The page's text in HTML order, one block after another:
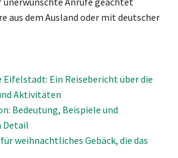
aus dem Ausland oder mit deutscher
Eifelstadt: Ein Reisebericht über die
Aktivitäten
Bedeutung, Beispiele und
Detail
weihnachtliches Gebäck, die das